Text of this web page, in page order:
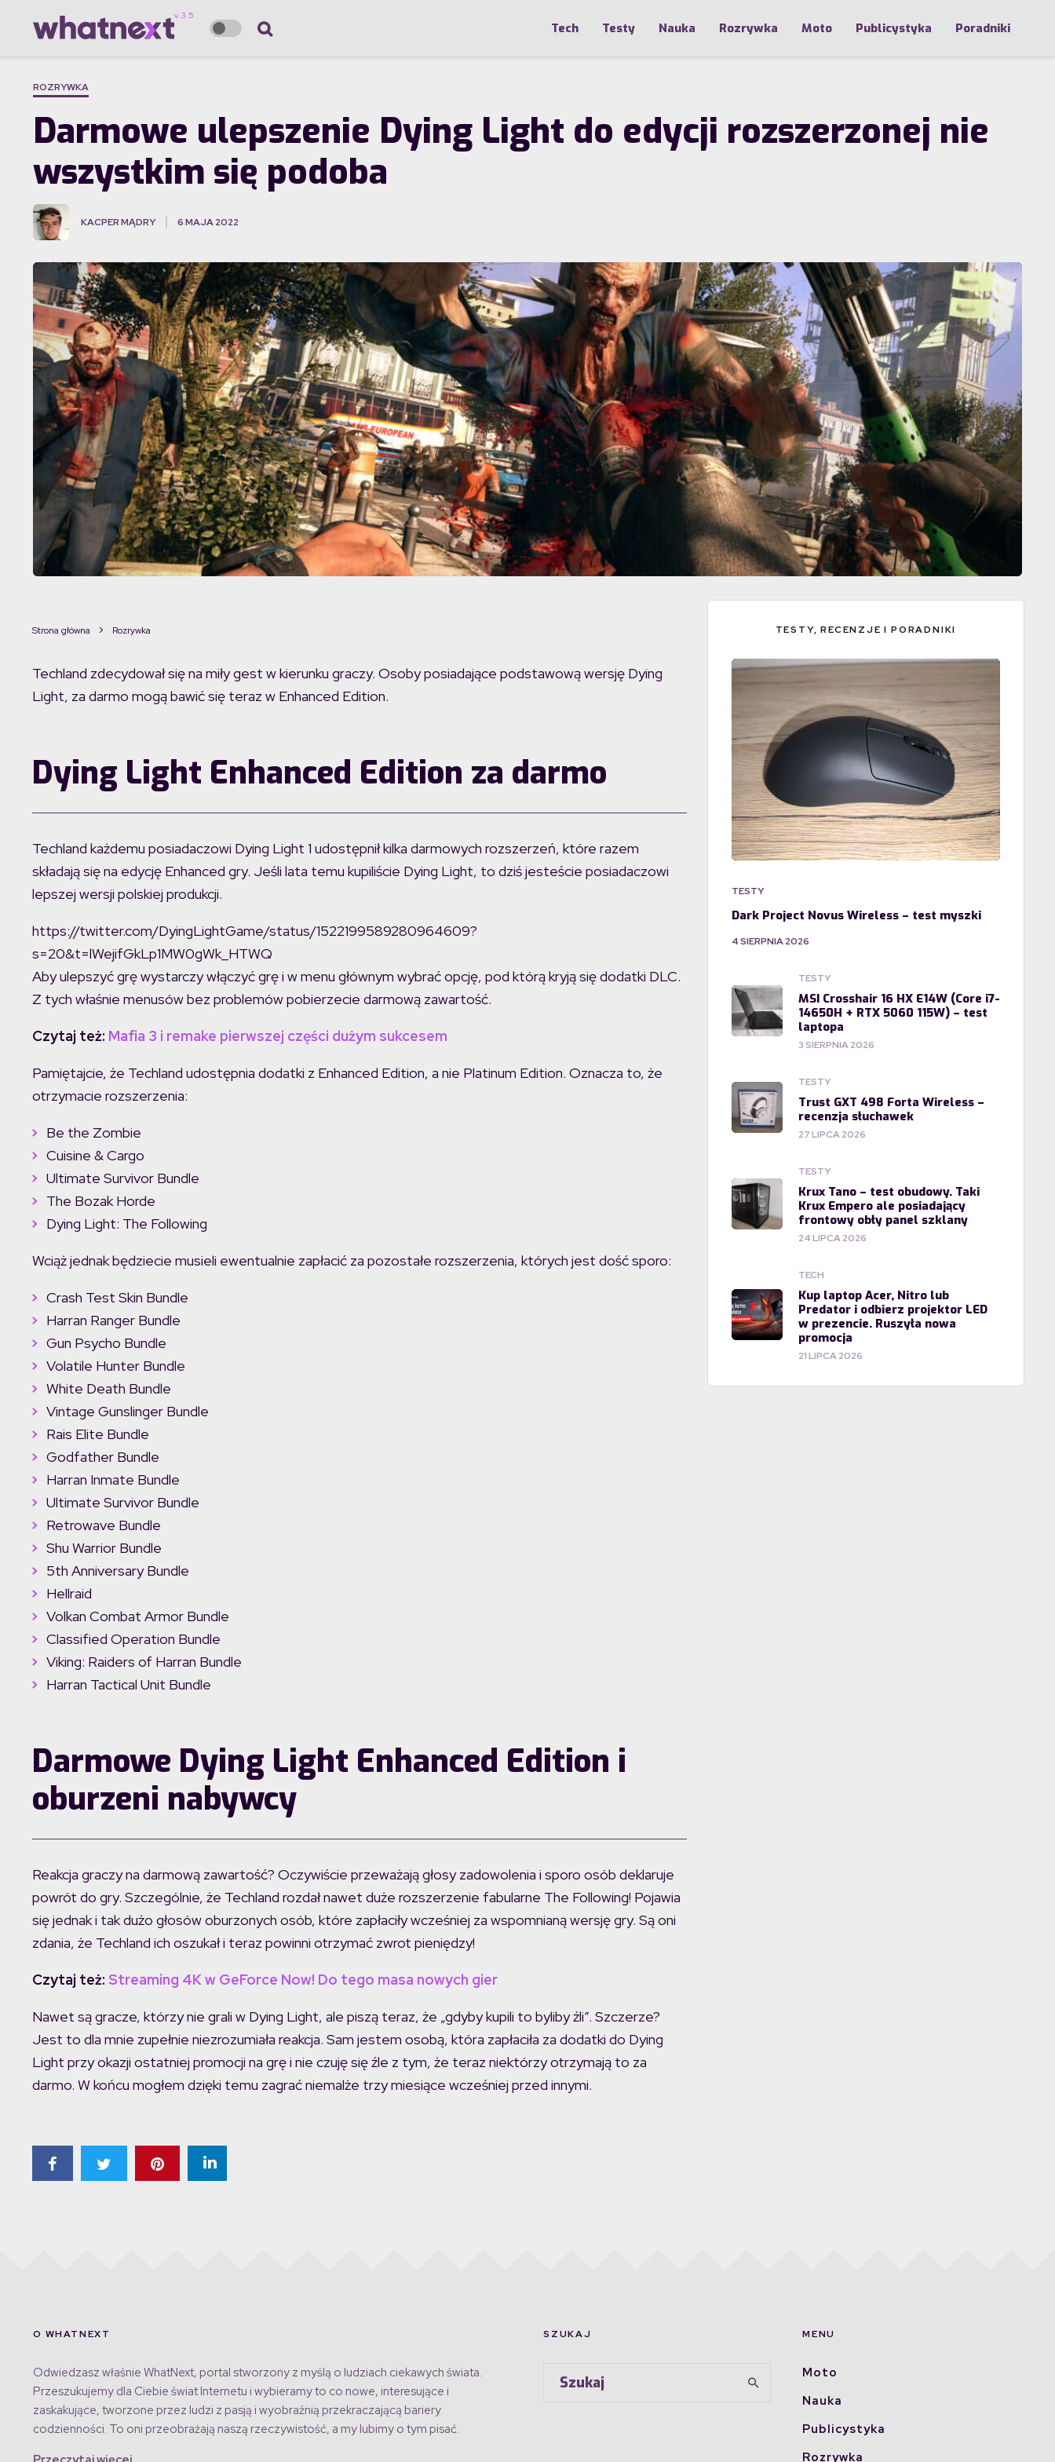
Tech Testy Nauka Rozrywka Moto Publicystyka Poradniki
ROZRYWKA
Darmowe ulepszenie Dying Light do edycji rozszerzonej nie
wszystkim się podoba
KACPER MĄDRY 6 MAJA 2022
Strona główna Rozrywka
Techland zdecydował się na miły gest w kierunku graczy. Osoby posiadające podstawową wersję Dying
Light, za darmo mogą bawić się teraz w Enhanced Edition.
Dying Light Enhanced Edition za darmo
Techland każdemu posiadaczowi Dying Light 1 udostępnił kilka darmowych rozszerzeń, które razem
składają się na edycję Enhanced gry. Jeśli lata temu kupiliście Dying Light, to dziś jesteście posiadaczowi
lepszej wersji polskiej produkcji.
https://twitter.com/DyingLightGame/status/1522199589280964609?
s=20&t=lWejifGkLp1MW0gWk_HTWQ
Aby ulepszyć grę wystarczy włączyć grę i w menu głównym wybrać opcję, pod którą kryją się dodatki DLC.
Z tych właśnie menusów bez problemów pobierzecie darmową zawartość.
Czytaj też: Mafia 3 i remake pierwszej części dużym sukcesem
Pamiętajcie, że Techland udostępnia dodatki z Enhanced Edition, a nie Platinum Edition. Oznacza to, że
otrzymacie rozszerzenia:
Be the Zombie
Cuisine & Cargo
Ultimate Survivor Bundle
The Bozak Horde
Dying Light: The Following
Wciąż jednak będziecie musieli ewentualnie zapłacić za pozostałe rozszerzenia, których jest dość sporo:
Crash Test Skin Bundle
Harran Ranger Bundle
Gun Psycho Bundle
Volatile Hunter Bundle
White Death Bundle
Vintage Gunslinger Bundle
Rais Elite Bundle
Godfather Bundle
Harran Inmate Bundle
Ultimate Survivor Bundle
Retrowave Bundle
Shu Warrior Bundle
5th Anniversary Bundle
Hellraid
Volkan Combat Armor Bundle
Classified Operation Bundle
Viking: Raiders of Harran Bundle
Harran Tactical Unit Bundle
Darmowe Dying Light Enhanced Edition i
oburzeni nabywcy
Reakcja graczy na darmową zawartość? Oczywiście przeważają głosy zadowolenia i sporo osób deklaruje
powrót do gry. Szczególnie, że Techland rozdał nawet duże rozszerzenie fabularne The Following! Pojawia
się jednak i tak dużo głosów oburzonych osób, które zapłaciły wcześniej za wspomnianą wersję gry. Są oni
zdania, że Techland ich oszukał i teraz powinni otrzymać zwrot pieniędzy!
Czytaj też: Streaming 4K w GeForce Now! Do tego masa nowych gier
Nawet są gracze, którzy nie grali w Dying Light, ale piszą teraz, że „gdyby kupili to byliby źli”. Szczerze?
Jest to dla mnie zupełnie niezrozumiała reakcja. Sam jestem osobą, która zapłaciła za dodatki do Dying
Light przy okazji ostatniej promocji na grę i nie czuję się źle z tym, że teraz niektórzy otrzymają to za
darmo. W końcu mogłem dzięki temu zagrać niemalże trzy miesiące wcześniej przed innymi.
TESTY, RECENZJE I PORADNIKI
TESTY
Dark Project Novus Wireless – test myszki
4 SIERPNIA 2026
TESTY
MSI Crosshair 16 HX E14W (Core i7-
14650H + RTX 5060 115W) – test
laptopa
3 SIERPNIA 2026
TESTY
Trust GXT 498 Forta Wireless –
recenzja słuchawek
27 LIPCA 2026
TESTY
Krux Tano – test obudowy. Taki
Krux Empero ale posiadający
frontowy obły panel szklany
24 LIPCA 2026
TECH
Kup laptop Acer, Nitro lub
Predator i odbierz projektor LED
w prezencie. Ruszyła nowa
promocja
21 LIPCA 2026
O WHATNEXT
Odwiedzasz właśnie WhatNext, portal stworzony z myślą o ludziach ciekawych świata.
Przeszukujemy dla Ciebie świat Internetu i wybieramy to co nowe, interesujące i
zaskakujące, tworzone przez ludzi z pasją i wyobraźnią przekraczającą bariery
codzienności. To oni przeobrażają naszą rzeczywistość, a my lubimy o tym pisać.
SZUKAJ MENU
Moto
Nauka
Publicystyka
Rozrywka